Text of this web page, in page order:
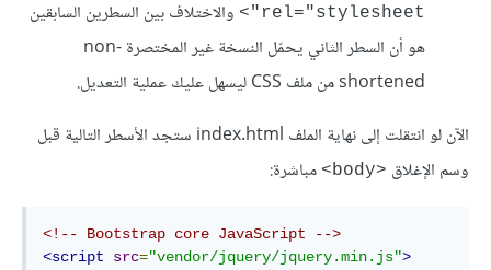
rel="stylesheet">
والاختلاف بين السطرين السابقين
هو أن السطر الثاني يحمّل النسخة غير المختصرة non-
shortened من ملف CSS ليسهل عليك عملية التعديل.
الآن لو انتقلت إلى نهاية الملف index.html ستجد الأسطر التالية قبل
وسم الإغلاق <body> مباشرة:
<!-- Bootstrap core JavaScript -->
<script
src="vendor/jquery/jquery.min.js">